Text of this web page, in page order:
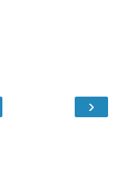
›